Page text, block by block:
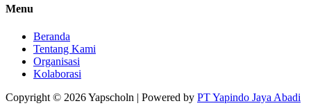
Menu
Beranda
Tentang Kami
Organisasi
Kolaborasi
Copyright © 2026Yapscholn | Powered by PT Yapindo Jaya Abadi